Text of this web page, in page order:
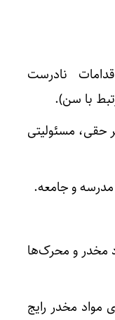
نادرست
با سن).
حقی، مسئولیتی
و جامعه.
مخدر و محرک‌ها
مخدر رایج